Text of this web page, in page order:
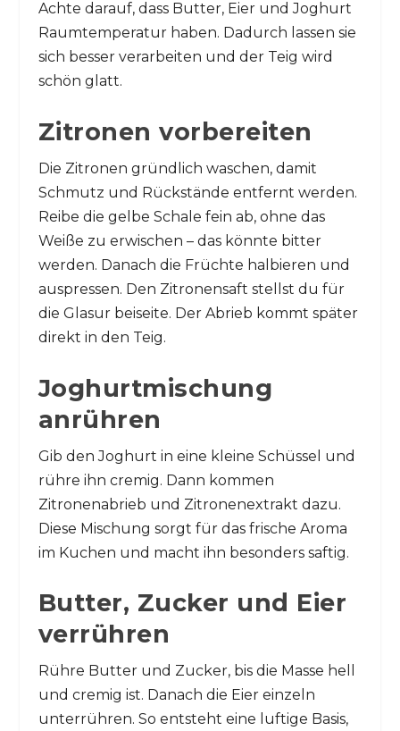
Achte darauf, dass Butter, Eier und Joghurt
Raumtemperatur haben. Dadurch lassen sie
sich besser verarbeiten und der Teig wird
schön glatt.
Zitronen vorbereiten
Die Zitronen gründlich waschen, damit
Schmutz und Rückstände entfernt werden.
Reibe die gelbe Schale fein ab, ohne das
Weiße zu erwischen – das könnte bitter
werden. Danach die Früchte halbieren und
auspressen. Den Zitronensaft stellst du für
die Glasur beiseite. Der Abrieb kommt später
direkt in den Teig.
Joghurtmischung
anrühren
Gib den Joghurt in eine kleine Schüssel und
rühre ihn cremig. Dann kommen
Zitronenabrieb und Zitronenextrakt dazu.
Diese Mischung sorgt für das frische Aroma
im Kuchen und macht ihn besonders saftig.
Butter, Zucker und Eier
verrühren
Rühre Butter und Zucker, bis die Masse hell
und cremig ist. Danach die Eier einzeln
unterrühren. So entsteht eine luftige Basis,